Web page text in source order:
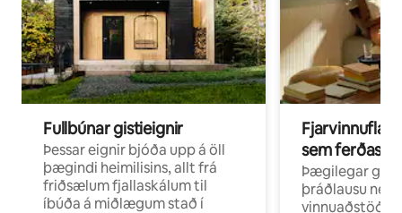
Fullbúnar gistieignir
Þessar eignir bjóða upp á öll
þægindi heimilisins, allt frá
friðsælum fjallaskálum til
íbúða á miðlægum stað í
sem ferðast
Þægilegar
þráðlausu neti
vinnuaðstöðu